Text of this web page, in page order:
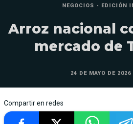
NEGOCIOS - EDICIÓN
Arroz nacional
mercado de
24 DE MAYO DE 2026
Compartir en redes